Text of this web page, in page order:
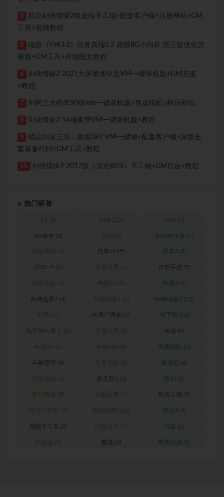
4
精品剑侠情缘2降龙端手工端+配套客户端+注册网站+GM
工具+视频教程
5
端游《Y神3.2》任务真端1.2 超级8G小内存 第三版优化完
善版+GM工具+详细图文教程
6
剑侠情缘2 2021大屏繁体中文VM一键单机版+GM充值
+教程
7 剑网三大橙武90级win一键单机版+免虚拟机+解压即玩
8 剑侠情缘2 14端免费VM一键单机版+教程
9
精品剑灵三系：囡囡387 VM一键端+配套客户端+原版全
套装备代码+GM工具+教程
10 剑侠情缘2 2017版（汉化80%）手工端+GM后台+教程
热门标签
CF (3) DNF (22) DOF (5)
H5传奇 (3) 仙剑奇侠传 (5)
传奇 (145) 传奇3 (5)
传奇H5 (8) 传奇手游 (5)
剑侠2 (10) 剑侠3 (4)
剑侠世界2 (4) 剑侠情缘2 (17)
向僵尸开炮 (7) 地下城 (12)
地下城与勇士 (6) 奇迹 (9)
奇迹MU (4) 完美国际 (5)
斗破苍穹 (4) 最游记 (4)
极无双2 (5) 梦幻 (8)
梦幻西游 (9) 热血江湖 (5)
英雄没有闪 (6) 诛仙3 (4)
跑跑卡丁车 (3) 问道 (6)
魔域 (4) 黑色沙漠 (3)